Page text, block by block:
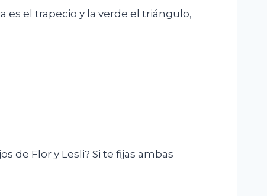
es el trapecio y la verde el triángulo,
de Flor y Lesli? Si te fijas ambas